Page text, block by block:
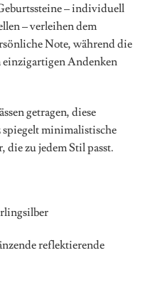
– individuell
– verleihen dem
Note, während die
Andenken
getragen, diese
minimalistische
zu jedem Stil passt.
reflektierende